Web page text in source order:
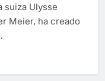
suiza Ulysse
Meier, ha creado